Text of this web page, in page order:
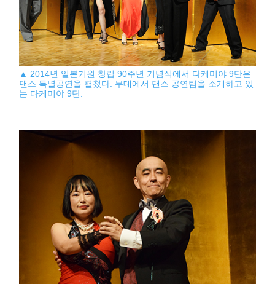
▲ 2014년 일본기원 창립 90주년 기념식에서 다케미야 9단은
댄스 특별공연을 펼쳤다. 무대에서 댄스 공연팀을 소개하고 있
는 다케미야 9단.